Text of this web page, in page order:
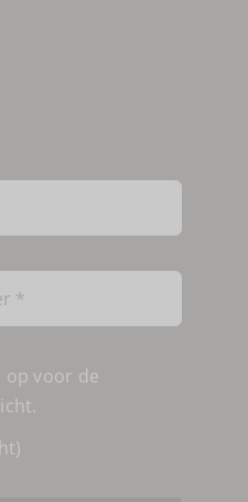
op voor de